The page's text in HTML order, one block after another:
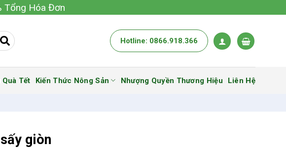
Tổng Hóa Đơn
Hotline: 0866.918.366
Quà Tết Kiến Thức Nông Sản Nhượng Quyền Thương Hiệu Liên Hệ
giòn